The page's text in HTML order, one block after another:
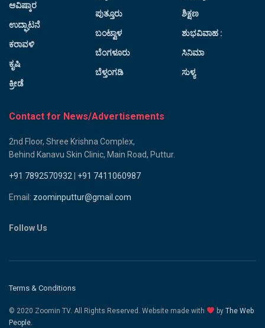
ಆವಿಷ್ಕಾರ
ಉದ್ಘಾಟನೆ
ಕರಾವಳಿ
ಕೃಷಿ
ಕ್ರೀಡೆ
ಪುತ್ತೂರು
ಬಂಟ್ವಾಳ
ಬೆಂಗಳೂರು
ಬೆಳ್ತಂಗಡಿ
ಶಿಕ್ಷಣ
ಶುಭವಿವಾಹ :
ಸಿನಿಮಾ
ಸುಳ್ಯ
Contact for News/Advertisements
2nd Floor, Shree Krishna Complex,
Behind Kanavu Skin Clinic, Main Road, Puttur.
+91 7892570932 +91 7411060987
Email: zoominputtur@gmail.com
Follow Us
Terms & Conditions
© 2020 Zoomin TV. All Rights Reserved. Website made with by The Web
People.